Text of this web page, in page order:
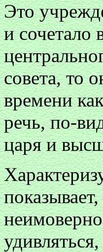
Это
и сочетало
совета, то
времени
речь, по-
царя и